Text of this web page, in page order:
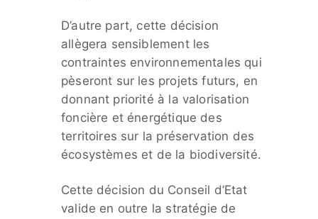
D’autre part, cette décision
allègera sensiblement les
contraintes environnementales qui
pèseront sur les projets futurs, en
donnant priorité à la valorisation
foncière et énergétique des
territoires sur la préservation des
écosystèmes et de la biodiversité.
Cette décision du Conseil d’Etat
valide en outre la stratégie de